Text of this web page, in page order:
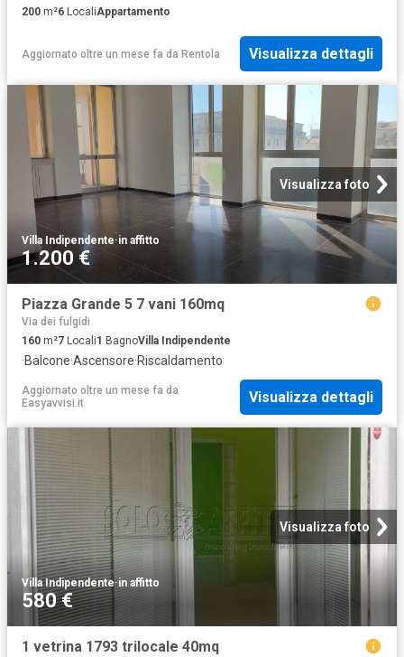
200 m²6 LocaliAppartamento
Aggiornato oltre un mese fa da Rentola Visualizza dettagli
Visualizza foto
Villa Indipendente·in affitto
1.200 €
Piazza Grande 5 7 vani 160mq
Via dei fulgidi
160 m²7 Locali1 BagnoVilla Indipendente
·Balcone·Ascensore·Riscaldamento
Aggiornato oltre un mese fa da
Easyavvisi.it
Visualizza dettagli
Visualizza foto
Villa Indipendente·in affitto
580 €
1 vetrina 1793 trilocale 40mq